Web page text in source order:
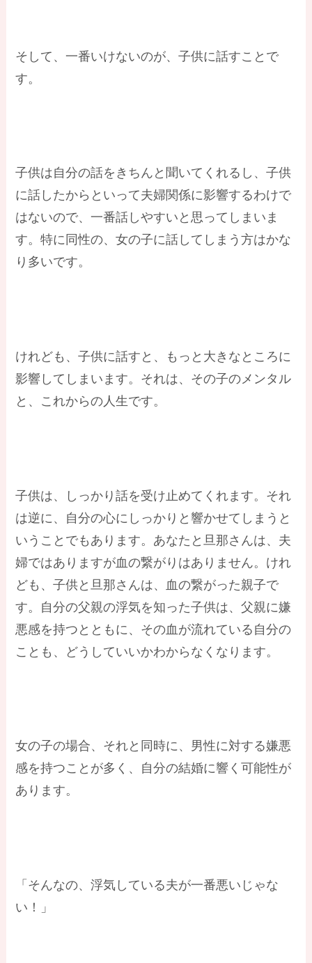
そして、一番いけないのが、子供に話すことで
す。
子供は自分の話をきちんと聞いてくれるし、子供
に話したからといって夫婦関係に影響するわけで
はないので、一番話しやすいと思ってしまいま
す。特に同性の、女の子に話してしまう方はかな
り多いです。
けれども、子供に話すと、もっと大きなところに
影響してしまいます。それは、その子のメンタル
と、これからの人生です。
子供は、しっかり話を受け止めてくれます。それ
は逆に、自分の心にしっかりと響かせてしまうと
いうことでもあります。あなたと旦那さんは、夫
婦ではありますが血の繋がりはありません。けれ
ども、子供と旦那さんは、血の繋がった親子で
す。自分の父親の浮気を知った子供は、父親に嫌
悪感を持つとともに、その血が流れている自分の
ことも、どうしていいかわからなくなります。
女の子の場合、それと同時に、男性に対する嫌悪
感を持つことが多く、自分の結婚に響く可能性が
あります。
「そんなの、浮気している夫が一番悪いじゃな
い！」